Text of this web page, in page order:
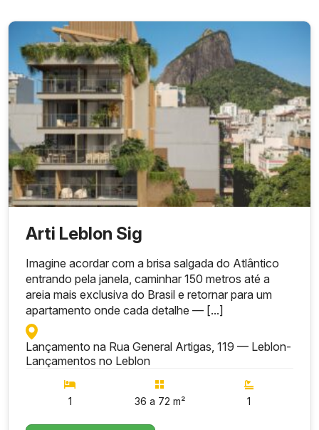
Arti Leblon Sig
Imagine acordar com a brisa salgada do Atlântico
entrando pela janela, caminhar 150 metros até a
areia mais exclusiva do Brasil e retornar para um
apartamento onde cada detalhe — [...]
Lançamento na Rua General Artigas, 119 — Leblon-
Lançamentos no Leblon
1 36 a 72 m² 1